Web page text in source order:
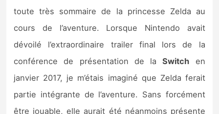
toute très sommaire de la princesse Zelda au
cours de l’aventure. Lorsque Nintendo avait
dévoilé l’extraordinaire trailer final lors de la
conférence de présentation de laSwitch en
janvier 2017, je m’étais imaginé que Zelda ferait
partie intégrante de l’aventure. Sans forcément
être jouable, elle aurait été néanmoins présente